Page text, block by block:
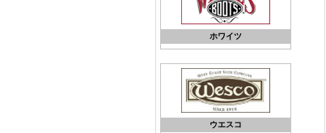
ホワイツ
ウエスコ